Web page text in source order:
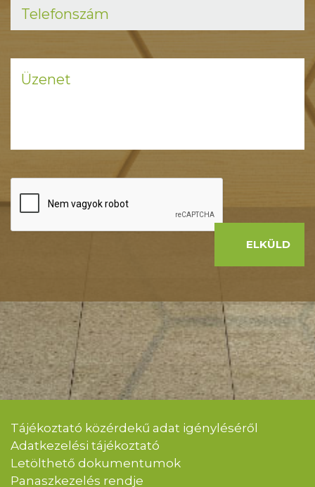
ELKÜLD
Tájékoztató közérdekű adat igényléséről
Adatkezelési tájékoztató
Letölthető dokumentumok
Panaszkezelés rendje